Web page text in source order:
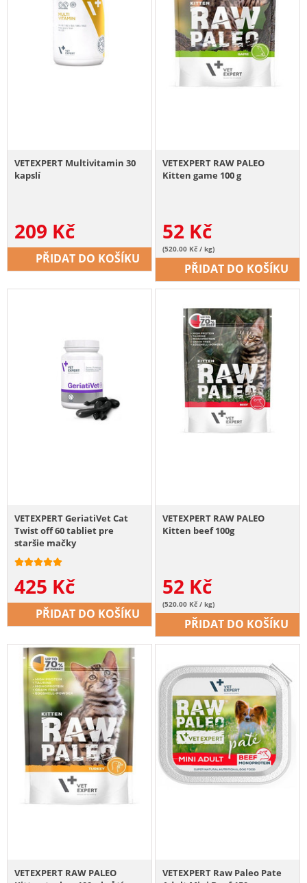
VETEXPERT Multivitamin 30
kapslí
209 Kč
PŘIDAT DO KOŠÍKU
VETEXPERT RAW PALEO
Kitten game 100 g
52 Kč
(520.00 Kč / kg)
PŘIDAT DO KOŠÍKU
VETEXPERT GeriatiVet Cat
Twist off 60 tabliet pre
staršie mačky
425 Kč
PŘIDAT DO KOŠÍKU
VETEXPERT RAW PALEO
Kitten beef 100g
52 Kč
(520.00 Kč / kg)
PŘIDAT DO KOŠÍKU
VETEXPERT RAW PALEO
VETEXPERT Raw Paleo Pate